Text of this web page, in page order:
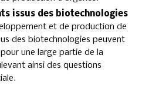
issus des biotechnologies
et de production de
des biotechnologies peuvent
une large partie de la
ainsi des questions